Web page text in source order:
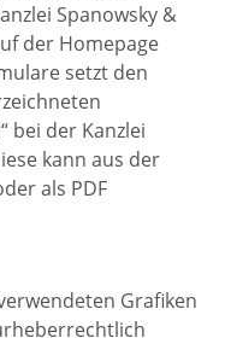
Spanowsky &
der Homepage
setzt den
bei der Kanzlei
kann aus der
als PDF
Grafiken